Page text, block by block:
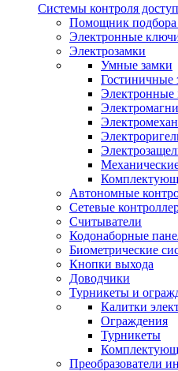
Системы контроля
Помощник
Электронные
Электрозамки
Умные замки
Гостиничные
Электронные
Автономные
Сетевые
Считыватели
Кодонаборные
Биометрические
Кнопки выхода
Доводчики
Турникеты и
Калитки
Ограждения
Турникеты
Преобразователи